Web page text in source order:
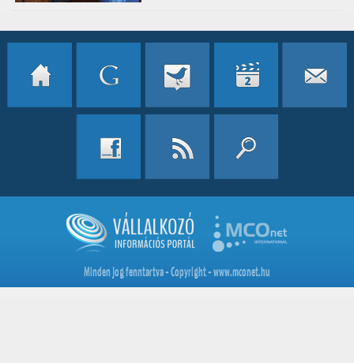
Minden jog fenntartva - Copyright - www.mconet.hu